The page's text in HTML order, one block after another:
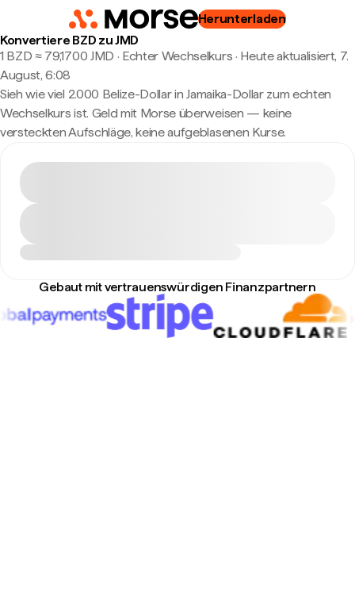
Herunterladen
Konvertiere BZD zu JMD
1 BZD ≈ 79,1700 JMD · Echter Wechselkurs · Heute aktualisiert, 7.
August, 6:08
Sieh wie viel 2.000 Belize-Dollar in Jamaika-Dollar zum echten
Wechselkurs ist. Geld mit Morse überweisen — keine
versteckten Aufschläge, keine aufgeblasenen Kurse.
Gebaut mit vertrauenswürdigen Finanzpartnern